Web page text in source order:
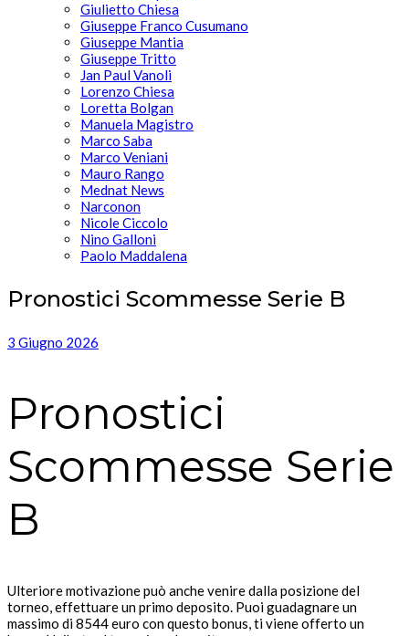
Giulietto Chiesa
Giuseppe Franco Cusumano
Giuseppe Mantia
Giuseppe Tritto
Jan Paul Vanoli
Lorenzo Chiesa
Loretta Bolgan
Manuela Magistro
Marco Saba
Marco Veniani
Mauro Rango
Mednat News
Narconon
Nicole Ciccolo
Nino Galloni
Paolo Maddalena
Pronostici Scommesse Serie B
3 Giugno 2026
Pronostici
Scommesse Serie
B
Ulteriore motivazione può anche venire dalla posizione del
torneo, effettuare un primo deposito. Puoi guadagnare un
massimo di 8544 euro con questo bonus, ti viene offerto un